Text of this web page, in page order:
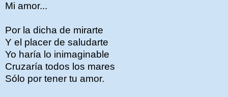
Mi amor...
Por la dicha de mirarte
Y el placer de saludarte
Yo haría lo inimaginable
Cruzaría todos los mares
Sólo por tener tu amor.